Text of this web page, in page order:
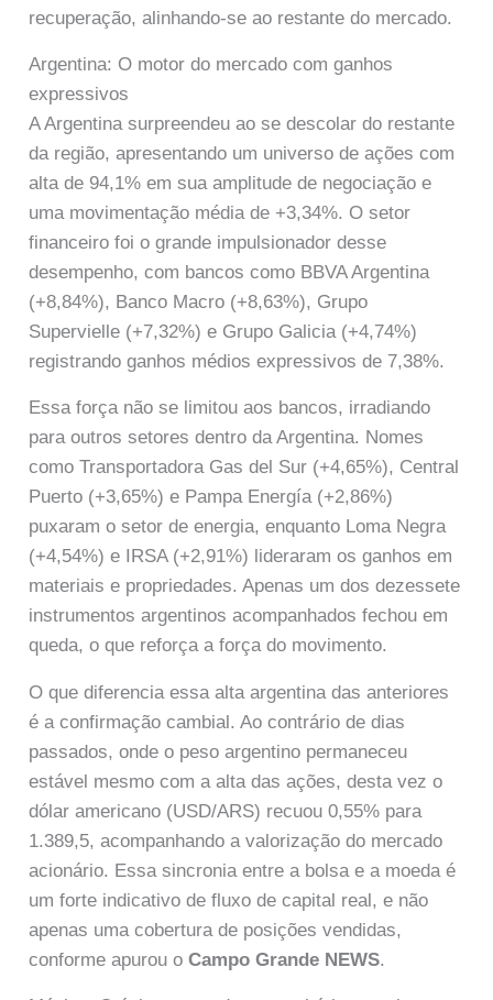
recuperação, alinhando-se ao restante do mercado.
Argentina: O motor do mercado com ganhos
expressivos
A Argentina surpreendeu ao se descolar do restante
da região, apresentando um universo de ações com
alta de 94,1% em sua amplitude de negociação e
uma movimentação média de +3,34%. O setor
financeiro foi o grande impulsionador desse
desempenho, com bancos como BBVA Argentina
(+8,84%), Banco Macro (+8,63%), Grupo
Supervielle (+7,32%) e Grupo Galicia (+4,74%)
registrando ganhos médios expressivos de 7,38%.
Essa força não se limitou aos bancos, irradiando
para outros setores dentro da Argentina. Nomes
como Transportadora Gas del Sur (+4,65%), Central
Puerto (+3,65%) e Pampa Energía (+2,86%)
puxaram o setor de energia, enquanto Loma Negra
(+4,54%) e IRSA (+2,91%) lideraram os ganhos em
materiais e propriedades. Apenas um dos dezessete
instrumentos argentinos acompanhados fechou em
queda, o que reforça a força do movimento.
O que diferencia essa alta argentina das anteriores
é a confirmação cambial. Ao contrário de dias
passados, onde o peso argentino permaneceu
estável mesmo com a alta das ações, desta vez o
dólar americano (USD/ARS) recuou 0,55% para
1.389,5, acompanhando a valorização do mercado
acionário. Essa sincronia entre a bolsa e a moeda é
um forte indicativo de fluxo de capital real, e não
apenas uma cobertura de posições vendidas,
conforme apurou oCampo Grande NEWS.